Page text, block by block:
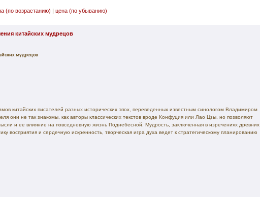
(по возрастанию)
цена (по убыванию)
китайских мудрецов
мудрецов
китайских писателей разных исторических эпох, переведенных известным синологом Владимиром
они не так знакомы, как авторы классических текстов вроде Конфуция или Лао Цзы, но позволяют
и ее влияние на повседневную жизнь Поднебесной. Мудрость, заключенная в изречениях древних
восприятия и сердечную искренность, творческая игра духа ведет к стратегическому планированию